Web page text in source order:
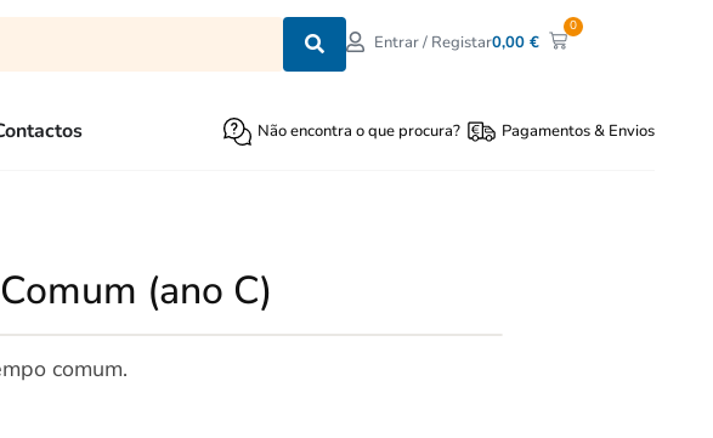
Entrar / Registar0,00€
0
Não encontra o que procura? Pagamentos & Envios
(ano C)
comum.